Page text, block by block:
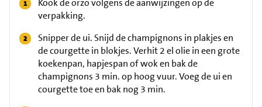
Kook de orzo volgens de aanwijzingen op de
verpakking.
Snipper de ui. Snijd de champignons in plakjes en
de courgette in blokjes. Verhit 2 el olie in een grote
koekenpan, hapjespan of wok en bak de
champignons 3 min. op hoog vuur. Voeg de ui en
courgette toe en bak nog 3 min.